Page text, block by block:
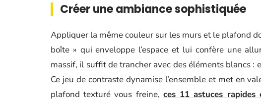
Créer une ambiance sophistiquée
Appliquer la même couleur sur les murs et le plafond
boîte » qui enveloppe l’espace et lui confère une
massif, il suffit de trancher avec des éléments blancs :
Ce jeu de contraste dynamise l’ensemble et met en
plafond texturé vous freine, ces 11 astuces